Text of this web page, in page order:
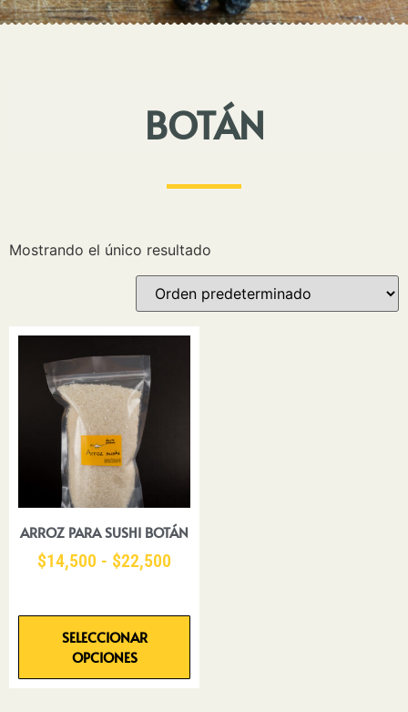
BOTÁN
Mostrando el único resultado
ARROZ PARA SUSHI BOTÁN
$14,500 - $22,500
SELECCIONAR
OPCIONES